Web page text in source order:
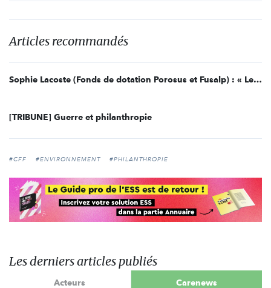
Articles recommandés
Sophie Lacoste (Fonds de dotation Porosus et Fusalp) : « Les PME peuvent apporter leur contribution aux causes d’intérêt général »
[TRIBUNE] Guerre et philanthropie
#CFF #ENVIRONNEMENT #PHILANTHROPIE
Les derniers articles publiés
Acteurs Carenews